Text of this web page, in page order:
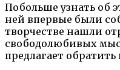
Побольше узнать об
ней впервые были
творчестве нашли
свободолюбивых
предлагает